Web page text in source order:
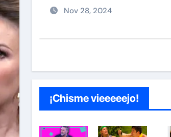
Nov 28, 2024
¡Chisme vieeeeejo!